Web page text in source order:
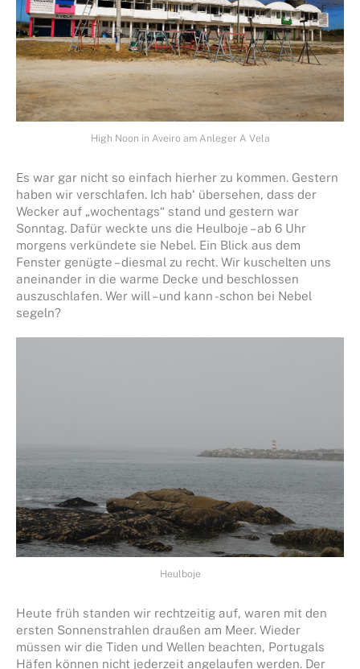
High Noon in Aveiro am Anleger A Vela
Es war gar nicht so einfach hierher zu kommen. Gestern
haben wir verschlafen. Ich hab‘ übersehen, dass der
Wecker auf „wochentags“ stand und gestern war
Sonntag. Dafür weckte uns die Heulboje – ab 6 Uhr
morgens verkündete sie Nebel. Ein Blick aus dem
Fenster genügte – diesmal zu recht. Wir kuschelten uns
aneinander in die warme Decke und beschlossen
auszuschlafen. Wer will – und kann -schon bei Nebel
segeln?
Heulboje
Heute früh standen wir rechtzeitig auf, waren mit den
ersten Sonnenstrahlen draußen am Meer. Wieder
müssen wir die Tiden und Wellen beachten, Portugals
Häfen können nicht jederzeit angelaufen werden. Der